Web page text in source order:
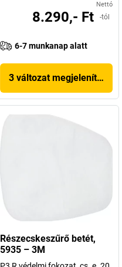
Nettó
8.290,- Ft -tól
6-7 munkanap alatt
3 változat megjelenítése
Részecskeszűrő betét,
5935 – 3M